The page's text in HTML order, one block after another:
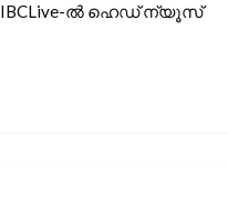
IBCLive-ൽ ഹെഡ് ന്യൂസ്